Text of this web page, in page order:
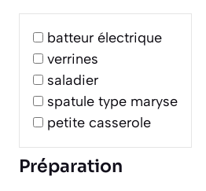
batteur électrique
verrines
saladier
spatule type maryse
petite casserole
Préparation